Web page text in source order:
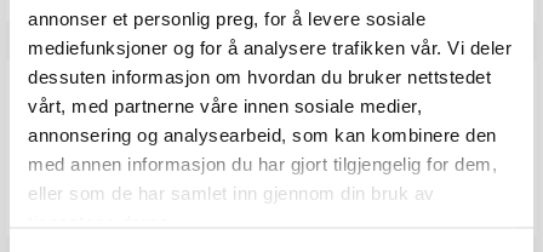
annonser et personlig preg, for å levere sosiale
mediefunksjoner og for å analysere trafikken vår. Vi deler
dessuten informasjon om hvordan du bruker nettstedet
vårt, med partnerne våre innen sosiale medier,
annonsering og analysearbeid, som kan kombinere den
med annen informasjon du har gjort tilgjengelig for dem,
eller som de har samlet inn gjennom din bruk av
Q & A
Send spørsmålet ditt